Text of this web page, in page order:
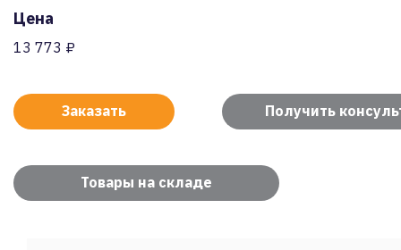
Цена
13 773 ₽
Заказать Получить
Товары на складе